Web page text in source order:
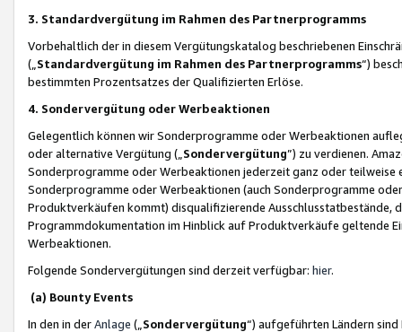
3. Standardvergütung im Rahmen des Partnerprogramms
Vorbehaltlich der in diesem Vergütungskatalog beschriebenen
(„ Standardvergütung im Rahmen des Partnerprogramms“)
bestimmten Prozentsatzes der Qualifizierten Erlöse.
4. Sondervergütung oder Werbeaktionen
Gelegentlich können wir Sonderprogramme oder Werbeaktionen
oder alternative Vergütung („ Sondervergütung”) zu verdienen.
Sonderprogramme oder Werbeaktionen jederzeit ganz oder
Sonderprogramme oder Werbeaktionen (auch Sonderprogramme
Produktverkäufen kommt) disqualifizierende Ausschlusstatbestände,
Programmdokumentation im Hinblick auf Produktverkäufe geltende
Werbeaktionen.
Folgende Sondervergütungen sind derzeit verfügbar: hier.
(a) Bounty Events
In den in derAnlage („ Sondervergütung“) aufgeführten Ländern